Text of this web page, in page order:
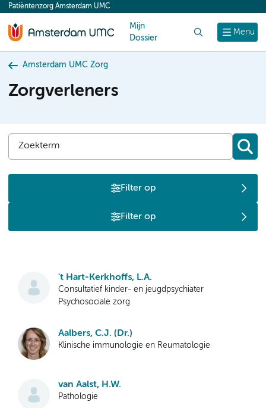
content
Menu
Patiëntenzorg Amsterdam UMC
Mijn
Dossier
Amsterdam UMC Zorg
Zorgverleners
Filter op
Filter op
't Hart-Kerkhoffs, L.A.
Consultatief kinder- en jeugdpsychiater
Psychosociale zorg
Aalbers, C.J. (Dr.)
Klinische immunologie en Reumatologie
van Aalst, H.W.
Pathologie